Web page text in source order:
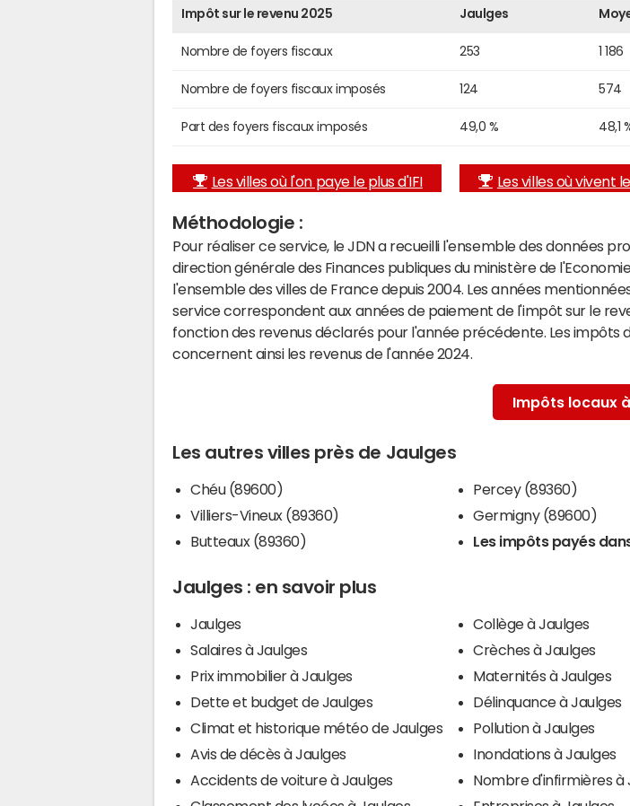
Impôt sur le revenu 2025 Jaulges
Nombre de foyers fiscaux 253 1 186
Nombre de foyers fiscaux imposés 124 574
Part des foyers fiscaux imposés 49,0 % 48,1
Les villes où l'on paye le plus d'IFI Les villes où vivent
Méthodologie :
Pour réaliser ce service, le JDN a recueilli l'ensemble des données
direction générale des Finances publiques du ministère de
l'ensemble des villes de France depuis 2004. Les années
service correspondent aux années de paiement de l'impôt sur le
fonction des revenus déclarés pour l'année précédente. Les impôts
concernent ainsi les revenus de l'année 2024.
Impôts locaux
Les autres villes près de Jaulges
Chéu (89600)
Villiers-Vineux (89360)
Butteaux (89360)
Percey (89360)
Germigny (89600)
Les impôts payés
Jaulges : en savoir plus
Jaulges
Salaires à Jaulges
Prix immobilier à Jaulges
Dette et budget de Jaulges
Climat et historique météo de Jaulges
Avis de décès à Jaulges
Accidents de voiture à Jaulges
Collège à Jaulges
Crèches à Jaulges
Maternités à Jaulges
Délinquance à Jaulges
Pollution à Jaulges
Inondations à Jaulges
Nombre d'infirmières à